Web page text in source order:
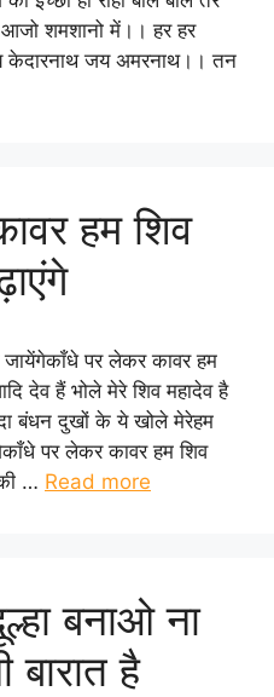
आजो शमशानो में।। हर हर
जय अमरनाथ।। तन
हम शिव
जायेंगेकाँधे पर लेकर कावर हम
देव हैं भोले मेरे शिव महादेव है
बंधन दुखों के ये खोले मेरेहम
पर लेकर कावर हम शिव
… Read more
बनाओ ना
बारात है